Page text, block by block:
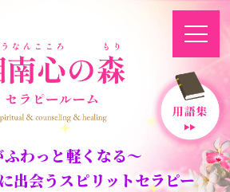
わっと軽くなる〜
出会うスピリットセラピー